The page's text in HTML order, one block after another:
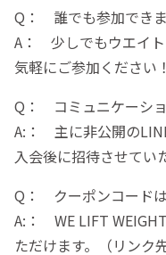
Q： 誰でも参加でき
A： 少しでもウエイト
気軽にご参加ください！
Q： コミュニケーシ
A:： 主に非公開の
入会後に招待させてい
Q： クーポンコード
A:： WE LIFT
ただけます。（リン